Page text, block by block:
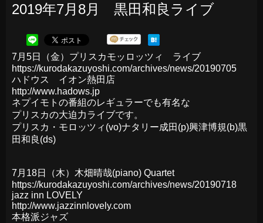
2019年7月8月 黒田和良ライブ
7月5日（金）プリスカモッロッツィ ライブ
https://kurodakazuyoshi.com/archives/news/20190705
ハドウス イオン熱田店
http://www.hadows.jp
ネプイモトの番組のレギュラーでも有名な
プリスカの大迫力ライブです。
プリスカ・モロッツィ(vo)ナタリー成田(p)興津博規(b)黒
田和良(ds)
7月18日（木）木畑晴哉(piano) Quartet
https://kurodakazuyoshi.com/archives/news/20190718
jazz inn LOVELY
http://www.jazzinnlovely.com
本格派ジャズ